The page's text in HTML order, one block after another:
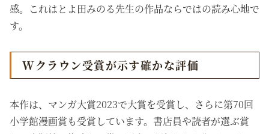
感。これはとよ田みのる先生の作品ならではの読み心地で
す。
Wクラウン受賞が示す確かな評価
本作は、マンガ大賞2023で大賞を受賞し、さらに第70回
小学館漫画賞も受賞しています。書店員や読者が選ぶ賞